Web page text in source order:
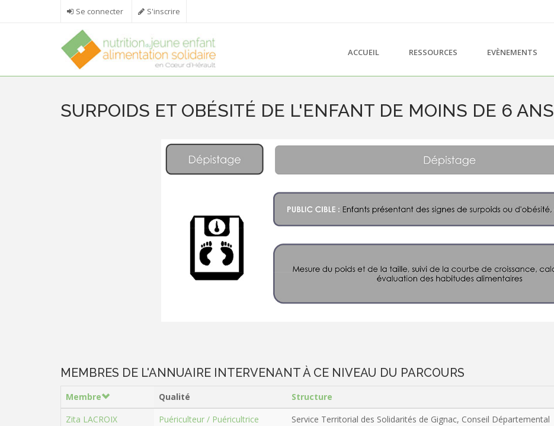
Aller au contenu principalSe connecter S'inscrire
ACCUEIL RESSOURCES EVÈNEMENTS
SURPOIDS ET OBÉSITÉ DE L'ENFANT DE MOINS DE 6 ANS
MEMBRES DE L'ANNUAIRE INTERVENANT À CE NIVEAU DU PARCOURS
Membre Qualité Structure
Zita LACROIX
Puériculteur / Puéricultrice Service Territorial des Solidarités de Gignac, Conseil Départemental